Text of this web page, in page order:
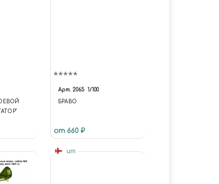
Арт. 2065 1/100
БРАВО
от 660 ₽
um